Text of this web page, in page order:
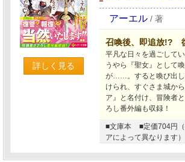
詳しく見る
アーエル / 著
召喚後、即追放!?
平凡な日々を過ごして
うやら『聖女』として
が……。すると喚び出し
けられ、すぐさま城か
ア』と名付け、冒険者
ろし番外編も収録！
■文庫本 ■定価704円
アによって異なります）